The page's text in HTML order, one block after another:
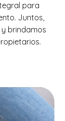
para
Juntos,
brindamos